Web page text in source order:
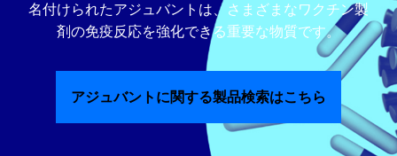
名付けられたアジュバントは、さまざまなワクチン製
剤の免疫反応を強化できる重要な物質です。
アジュバントに関する製品検索はこちら